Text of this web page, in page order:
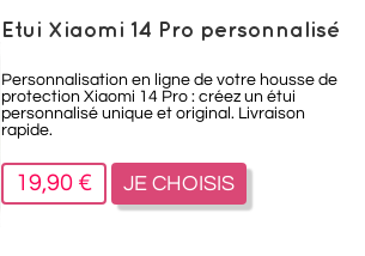
Etui Xiaomi 14 Pro personnalisé
Personnalisation en ligne de votre housse de
protection Xiaomi 14 Pro : créez un étui
personnalisé unique et original. Livraison
rapide.
19,90 € JE CHOISIS